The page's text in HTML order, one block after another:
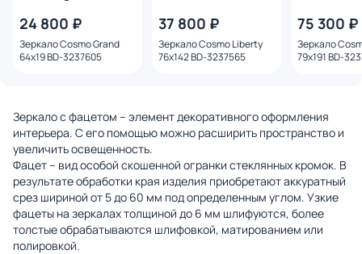
24 800 ₽
Зеркало Cosmo Grand
64x19 BD-3237605
37 800 ₽
Зеркало Cosmo Liberty
76x142 BD-3237565
75 300 ₽
Зеркало
79x191 BD-
Зеркало с фацетом – элемент декоративного оформления
интерьера. С его помощью можно расширить пространство и
увеличить освещенность.
Фацет – вид особой скошенной огранки стеклянных кромок. В
результате обработки края изделия приобретают аккуратный
срез шириной от 5 до 60 мм под определенным углом. Узкие
фацеты на зеркалах толщиной до 6 мм шлифуются, более
толстые обрабатываются шлифовкой, матированием или
полировкой.